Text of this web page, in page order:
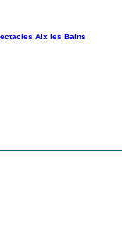
Aix les Bains